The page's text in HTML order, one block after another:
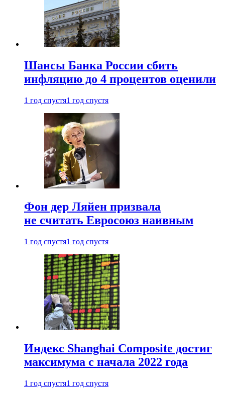
Шансы Банка России сбить
инфляцию до 4 процентов оценили
1 год спустя1 год спустя
Фон дер Ляйен призвала
не считать Евросоюз наивным
1 год спустя1 год спустя
Индекс Shanghai Composite достиг
максимума с начала 2022 года
1 год спустя1 год спустя